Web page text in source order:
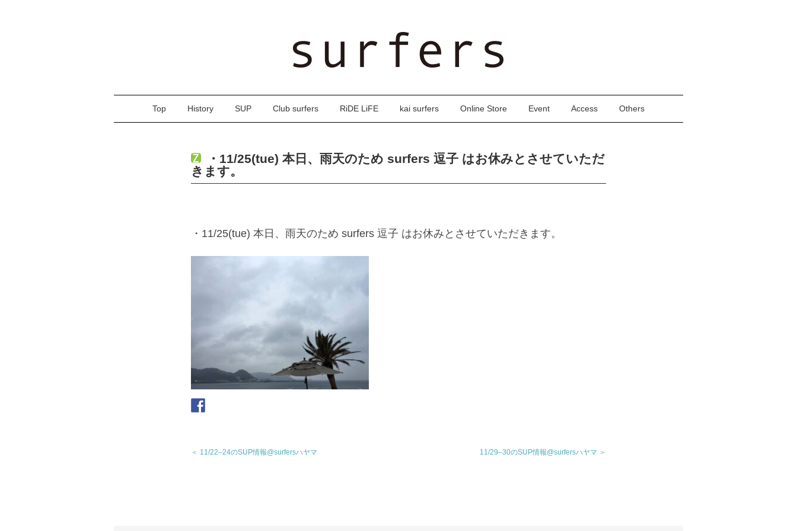
Top History SUP Club surfers RiDE LiFE kai surfers Online Store Event Access Others
・11/25(tue) 本日、雨天のため surfers 逗子 はお休みとさせていただ
きます。
・11/25(tue) 本日、雨天のため surfers 逗子 はお休みとさせていただきます。
＜ 11/22–24のSUP情報@surfersハヤマ 11/29–30のSUP情報@surfersハヤマ ＞